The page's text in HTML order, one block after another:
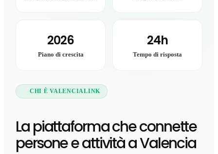
CHI È VALENCIALINK
La piattaforma che connette
persone e attività a Valencia
2026
Piano di crescita
24h
Tempo di risposta